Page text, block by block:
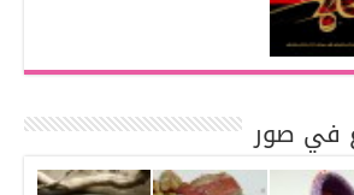
في صور